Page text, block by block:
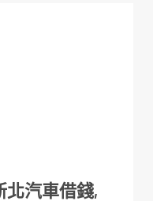
北汽車借錢,